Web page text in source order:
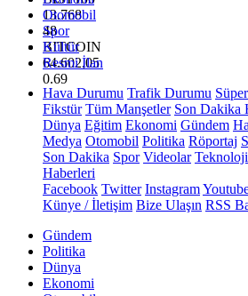
13.768
48
BITCOIN
64.602,05
0.69
Otomobil
Spor
Kültür
Resmi İlan
Hava Durumu Trafik Durumu
Fikstür Tüm Manşetler Son Dakika
Dünya Eğitim Ekonomi Gündem
Medya Otomobil Politika Röportaj
Son Dakika Spor Videolar Teknoloji
Haberleri
Facebook Twitter Instagram
Künye / İletişim Bize Ulaşın RSS
Gündem
Politika
Dünya
Ekonomi